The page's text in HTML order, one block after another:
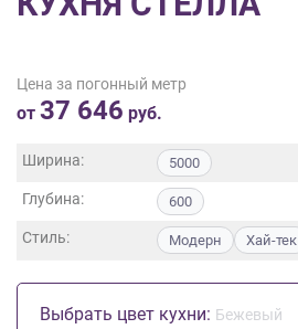
Цена за погонный метр
от 37 646 руб.
Ширина: 5000
Глубина: 600
Стиль: Модерн Хай-тек
Выбрать цвет кухни: Бежевый
данных ,
Согласие
обработку
данных